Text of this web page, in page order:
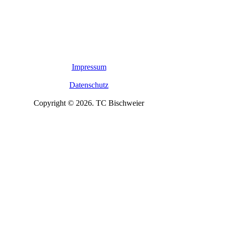
Impressum
Datenschutz
Copyright © 2026. TC Bischweier